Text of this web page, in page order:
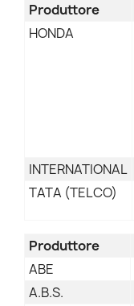
Produttore
HONDA
INTERNATIONAL
TATA (TELCO)
Produttore
ABE
A.B.S.